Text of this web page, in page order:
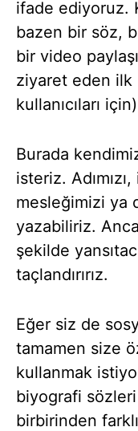
ifade ediyoruz.
bazen bir söz,
bir video
ziyaret eden
kullanıcıları
Burada
isteriz. Adımızı,
mesleğimizi ya
yazabiliriz.
şekilde
taçlandırırız.
Eğer siz de
tamamen size
kullanmak
biyografi
birbirinden